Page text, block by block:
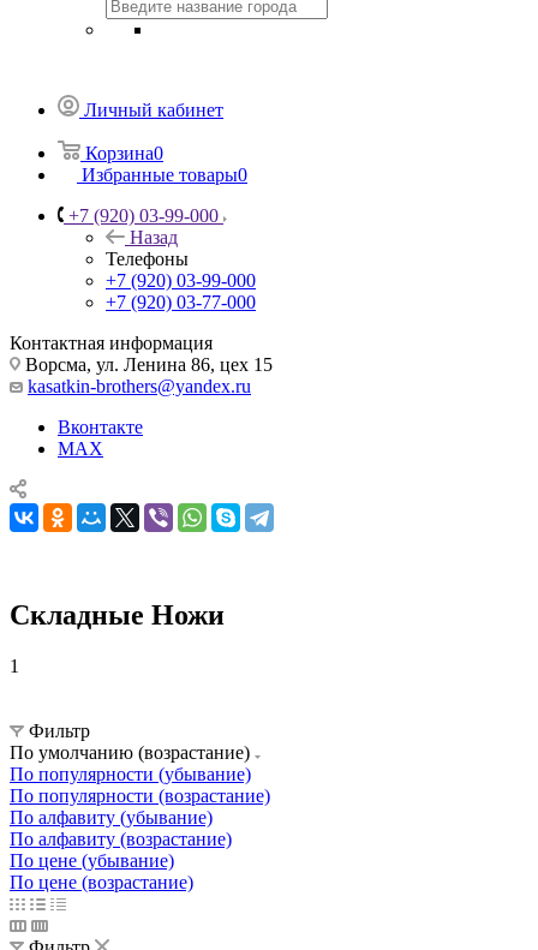
Личный кабинет
Корзина0
Избранные товары0
+7 (920) 03-99-000
Назад
Телефоны
+7 (920) 03-99-000
+7 (920) 03-77-000
Контактная информация
Ворсма, ул. Ленина 86, цех 15
kasatkin-brothers@yandex.ru
Вконтакте
MAX
Складные Ножи
1
Фильтр
По умолчанию (возрастание)
По популярности (убывание)
По популярности (возрастание)
По алфавиту (убывание)
По алфавиту (возрастание)
По цене (убывание)
По цене (возрастание)